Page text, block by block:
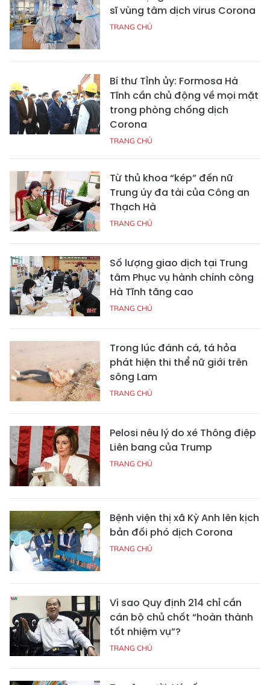
sĩ vùng tâm dịch virus Corona
TRANG CHỦ
Bí thư Tỉnh ủy: Formosa Hà
Tĩnh cần chủ động về mọi mặt
trong phòng chống dịch
Corona
TRANG CHỦ
Từ thủ khoa “kép” đến nữ
Trung úy đa tài của Công an
Thạch Hà
TRANG CHỦ
Số lượng giao dịch tại Trung
tâm Phục vụ hành chính công
Hà Tĩnh tăng cao
TRANG CHỦ
Trong lúc đánh cá, tá hỏa
phát hiện thi thể nữ giới trên
sông Lam
TRANG CHỦ
Pelosi nêu lý do xé Thông điệp
Liên bang của Trump
TRANG CHỦ
Bệnh viện thị xã Kỳ Anh lên kịch
bản đối phó dịch Corona
TRANG CHỦ
Vì sao Quy định 214 chỉ cần
cán bộ chủ chốt “hoàn thành
tốt nhiệm vụ”?
TRANG CHỦ